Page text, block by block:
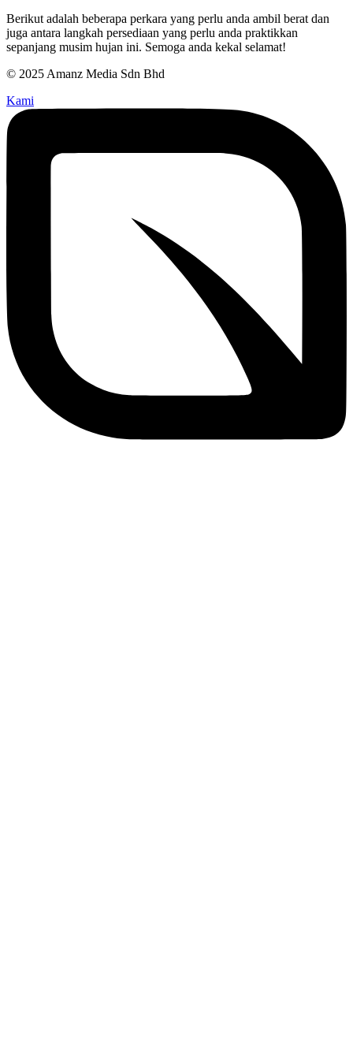
Berikut adalah beberapa perkara yang perlu anda ambil berat dan
juga antara langkah persediaan yang perlu anda praktikkan
sepanjang musim hujan ini. Semoga anda kekal selamat!
© 2025 Amanz Media Sdn Bhd
Kami